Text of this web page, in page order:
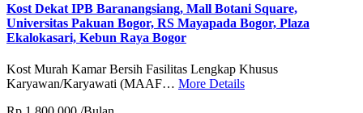
Kost Dekat IPB Baranangsiang, Mall Botani Square,
Universitas Pakuan Bogor, RS Mayapada Bogor, Plaza
Ekalokasari, Kebun Raya Bogor
Kost Murah Kamar Bersih Fasilitas Lengkap Khusus
Karyawan/Karyawati (MAAF… More Details